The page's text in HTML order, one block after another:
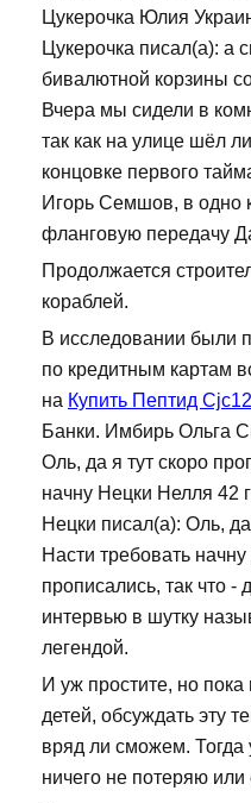
Цукерочка Юлия
Цукерочка писал(а): а
бивалютной корзины
Вчера мы сидели в
так как на улице шёл
концовке первого
Игорь Семшов, в одно
фланговую передачу
Продолжается
кораблей.
В исследовании были
по кредитным картам
на Купить Пептид
Банки. Имбирь Ольга
Оль, да я тут скоро
начну Нецки Нелля 42
Нецки писал(а): Оль,
Насти требовать
прописались, так что -
интервью в шутку
легендой.
И уж простите, но
детей, обсуждать эту
вряд ли сможем.
ничего не потеряю